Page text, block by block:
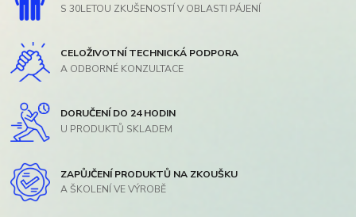
S 30LETOU ZKUŠENOSTÍ V OBLASTI PÁJENÍ
CELOŽIVOTNÍ TECHNICKÁ PODPORA
A ODBORNÉ KONZULTACE
DORUČENÍ DO 24 HODIN
U PRODUKTŮ SKLADEM
ZAPŮJČENÍ PRODUKTŮ NA ZKOUŠKU
A ŠKOLENÍ VE VÝROBĚ